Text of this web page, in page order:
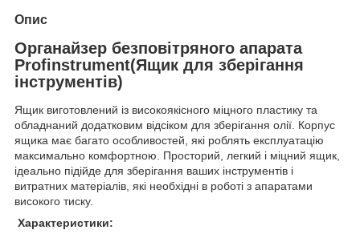
Опис
Органайзер безповітряного апарата
Profinstrument(Ящик для зберігання
інструментів)
Ящик виготовлений із високоякісного міцного пластику та
обладнаний додатковим відсіком для зберігання олії. Корпус
ящика має багато особливостей, які роблять експлуатацію
максимально комфортною. Просторий, легкий і міцний ящик,
ідеально підійде для зберігання ваших інструментів і
витратних матеріалів, які необхідні в роботі з апаратами
високого тиску.
Характеристики: